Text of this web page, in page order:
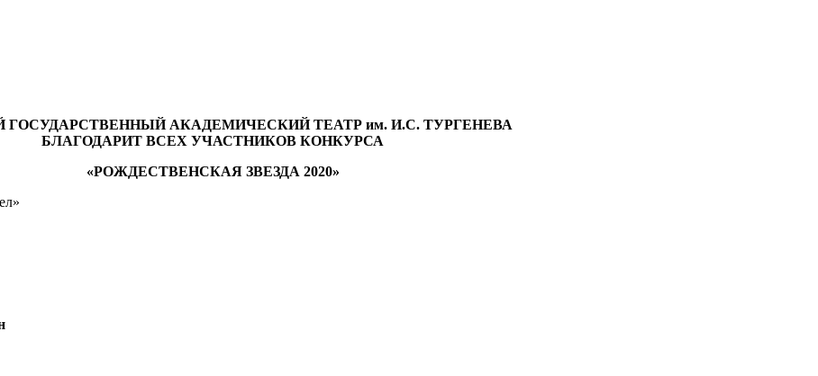
ГОСУДАРСТВЕННЫЙ АКАДЕМИЧЕСКИЙ ТЕАТР им. И.С. ТУРГЕНЕВА
БЛАГОДАРИТ ВСЕХ УЧАСТНИКОВ КОНКУРСА
«РОЖДЕСТВЕНСКАЯ ЗВЕЗДА 2020»